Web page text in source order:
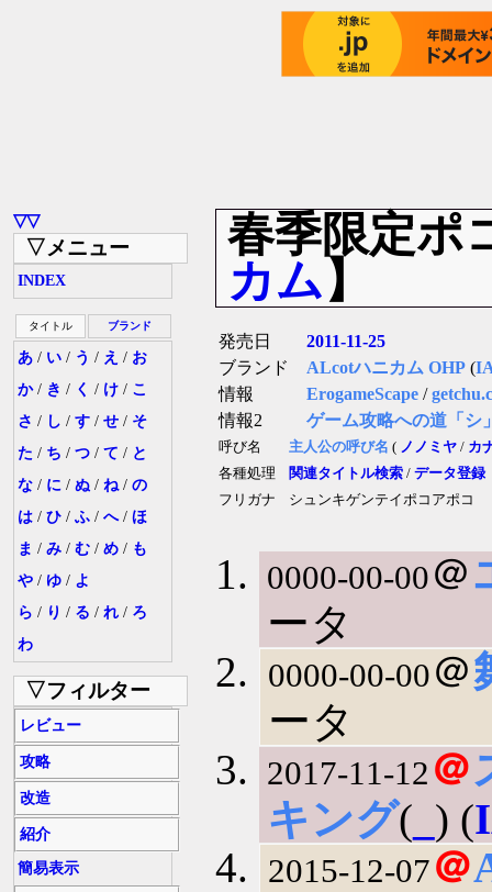
▽▽
▽メニュー
INDEX
タイトル ブランド
あ / い / う / え / お
か/ き / く / け / こ
さ / し / す / せ / そ
た / ち / つ / て / と
な / に / ぬ / ね/ の
は / ひ / ふ / へ/ ほ
ま / み / む / め / も
や / ゆ / よ
ら / り / る / れ / ろ
わ
▽フィルター
レビュー
攻略
改造
紹介
簡易表示
春季限定ポ
カム 】
発売日
2011-11-25
ブランド
ALcotハニカム OHP (
情報
ErogameScape /
情報2
ゲーム攻略への道「シ
呼び名 主人公の呼び名 ( ノノミヤ / カ
各種処理
関連タイトル検索 / データ登録
フリガナ
シュンキゲンテイポコアポコ
0000-00-00＠
ータ
0000-00-00＠
ータ
2017-11-12 ＠
キング( ) (
2015-12-07＠